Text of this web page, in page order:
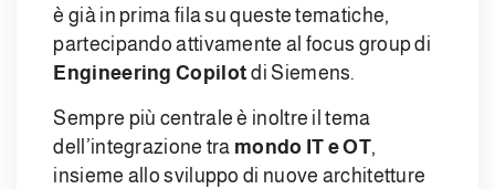
è già in prima fila su queste tematiche,
partecipando attivamente al focus group di
Engineering Copilotdi Siemens.
Sempre più centrale è inoltre il tema
dell’integrazione tra mondo IT e OT,
insieme allo sviluppo di nuove architetture